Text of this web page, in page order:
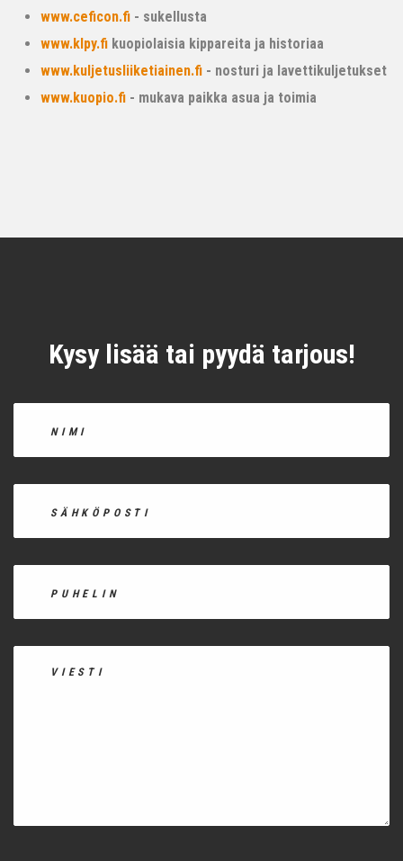
www.ceficon.fi - sukellusta
www.klpy.fi kuopiolaisia kippareita ja historiaa
www.kuljetusliiketiainen.fi - nosturi ja lavettikuljetukset
www.kuopio.fi - mukava paikka asua ja toimia
Kysy lisää tai pyydä tarjous!